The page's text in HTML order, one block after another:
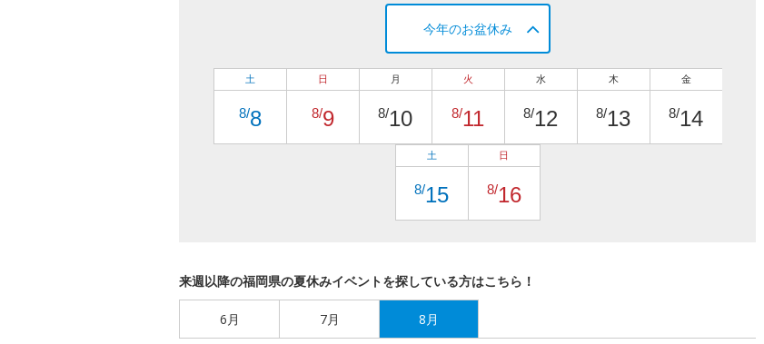
今年のお盆休み
土
8/8
日
8/9
月
8/10
火
8/11
水
8/12
木
8/13
金
8/14
土
8/15
日
8/16
来週以降の福岡県の夏休みイベントを探している方はこちら！
6月 7月 8月